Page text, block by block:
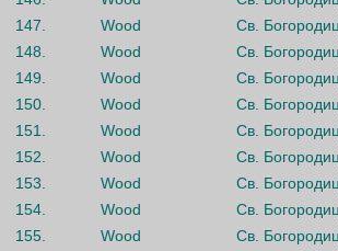
147.
Wood
Св.
148.
Wood
Св.
149.
Wood
Св.
150.
Wood
Св.
151.
Wood
Св.
152.
Wood
Св.
153.
Wood
Св.
154.
Wood
Св.
155.
Wood
Св.